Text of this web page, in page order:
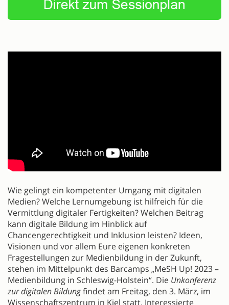
Wie gelingt ein kompetenter Umgang mit digitalen
Medien? Welche Lernumgebung ist hilfreich für die
Vermittlung digitaler Fertigkeiten? Welchen Beitrag
kann digitale Bildung im Hinblick auf
Chancengerechtigkeit und Inklusion leisten? Ideen,
Visionen und vor allem Eure eigenen konkreten
Fragestellungen zur Medienbildung in der Zukunft,
stehen im Mittelpunkt des Barcamps „MeSH Up! 2023 –
Medienbildung in Schleswig-Holstein“. Die Unkonferenz
zur digitalen Bildungfindet am Freitag, den 3. März, im
Wissenschaftszentrum in Kiel statt. Interessierte